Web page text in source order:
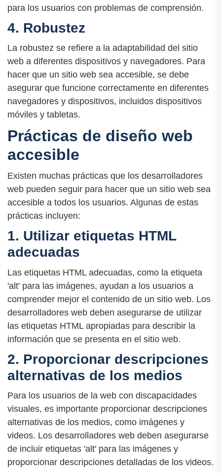
para los usuarios con problemas de comprensión.
4. Robustez
La robustez se refiere a la adaptabilidad del sitio
web a diferentes dispositivos y navegadores. Para
hacer que un sitio web sea accesible, se debe
asegurar que funcione correctamente en diferentes
navegadores y dispositivos, incluidos dispositivos
móviles y tabletas.
Prácticas de diseño web
accesible
Existen muchas prácticas que los desarrolladores
web pueden seguir para hacer que un sitio web sea
accesible a todos los usuarios. Algunas de estas
prácticas incluyen:
1. Utilizar etiquetas HTML
adecuadas
Las etiquetas HTML adecuadas, como la etiqueta
'alt' para las imágenes, ayudan a los usuarios a
comprender mejor el contenido de un sitio web. Los
desarrolladores web deben asegurarse de utilizar
las etiquetas HTML apropiadas para describir la
información que se presenta en el sitio web.
2. Proporcionar descripciones
alternativas de los medios
Para los usuarios de la web con discapacidades
visuales, es importante proporcionar descripciones
alternativas de los medios, como imágenes y
videos. Los desarrolladores web deben asegurarse
de incluir etiquetas 'alt' para las imágenes y
proporcionar descripciones detalladas de los videos.